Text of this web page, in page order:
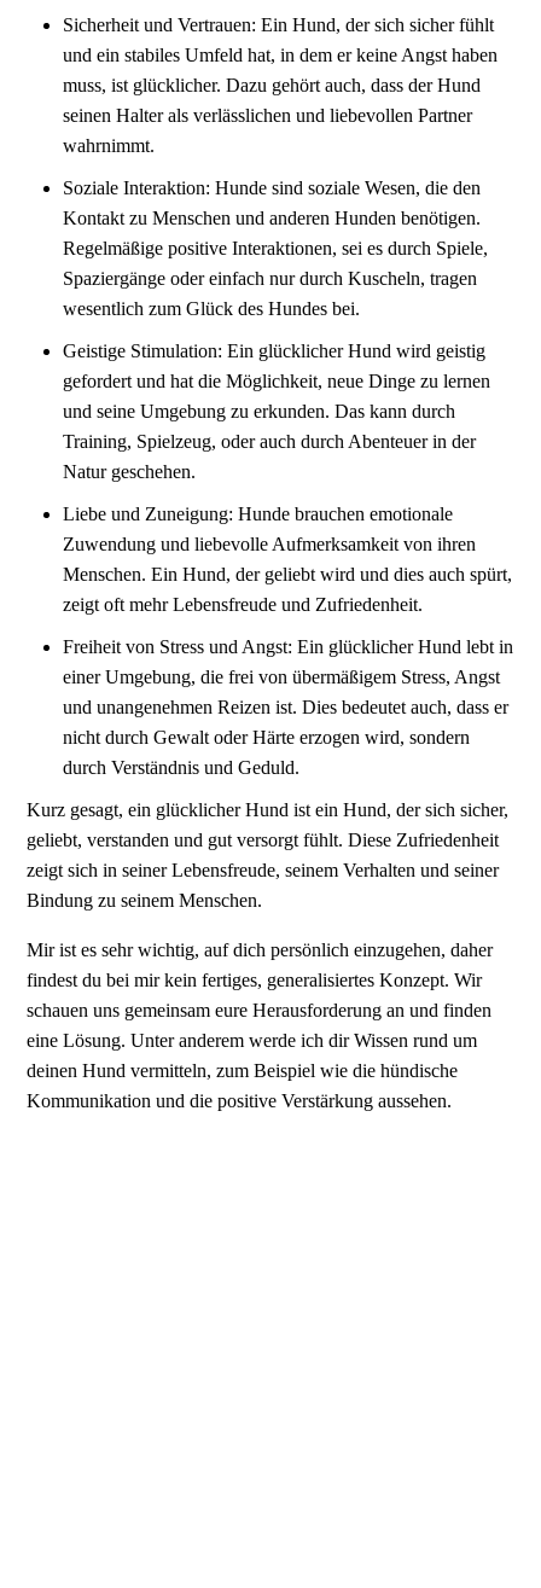
Sicherheit und Vertrauen: Ein Hund, der sich sicher fühlt
und ein stabiles Umfeld hat, in dem er keine Angst haben
muss, ist glücklicher. Dazu gehört auch, dass der Hund
seinen Halter als verlässlichen und liebevollen Partner
wahrnimmt.
Soziale Interaktion: Hunde sind soziale Wesen, die den
Kontakt zu Menschen und anderen Hunden benötigen.
Regelmäßige positive Interaktionen, sei es durch Spiele,
Spaziergänge oder einfach nur durch Kuscheln, tragen
wesentlich zum Glück des Hundes bei.
Geistige Stimulation: Ein glücklicher Hund wird geistig
gefordert und hat die Möglichkeit, neue Dinge zu lernen
und seine Umgebung zu erkunden. Das kann durch
Training, Spielzeug, oder auch durch Abenteuer in der
Natur geschehen.
Liebe und Zuneigung: Hunde brauchen emotionale
Zuwendung und liebevolle Aufmerksamkeit von ihren
Menschen. Ein Hund, der geliebt wird und dies auch spürt,
zeigt oft mehr Lebensfreude und Zufriedenheit.
Freiheit von Stress und Angst: Ein glücklicher Hund lebt in
einer Umgebung, die frei von übermäßigem Stress, Angst
und unangenehmen Reizen ist. Dies bedeutet auch, dass er
nicht durch Gewalt oder Härte erzogen wird, sondern
durch Verständnis und Geduld.
Kurz gesagt, ein glücklicher Hund ist ein Hund, der sich sicher,
geliebt, verstanden und gut versorgt fühlt. Diese Zufriedenheit
zeigt sich in seiner Lebensfreude, seinem Verhalten und seiner
Bindung zu seinem Menschen.
Mir ist es sehr wichtig, auf dich persönlich einzugehen, daher
findest du bei mir kein fertiges, generalisiertes Konzept. Wir
schauen uns gemeinsam eure Herausforderung an und finden
eine Lösung. Unter anderem werde ich dir Wissen rund um
deinen Hund vermitteln, zum Beispiel wie die hündische
Kommunikation und die positive Verstärkung aussehen.